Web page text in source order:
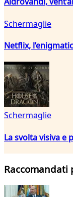
Schermaglie
Netflix,
Schermaglie
La svolta visiva e
Raccomandati